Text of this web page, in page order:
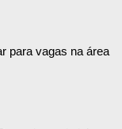
para vagas na área